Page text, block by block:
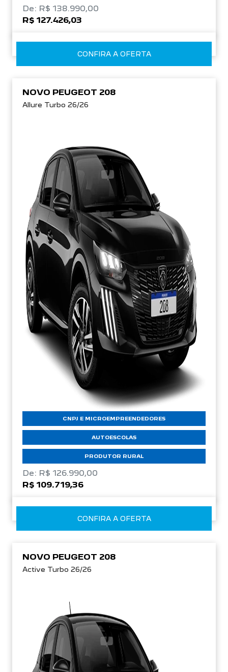
De: R$ 138.990,00
R$ 127.426,03
CONFIRA A OFERTA
NOVO PEUGEOT 208
Allure Turbo 26/26
CNPJ E MICROEMPREENDEDORES
AUTOESCOLAS
PRODUTOR RURAL
De: R$ 126.990,00
R$ 109.719,36
CONFIRA A OFERTA
NOVO PEUGEOT 208
Active Turbo 26/26